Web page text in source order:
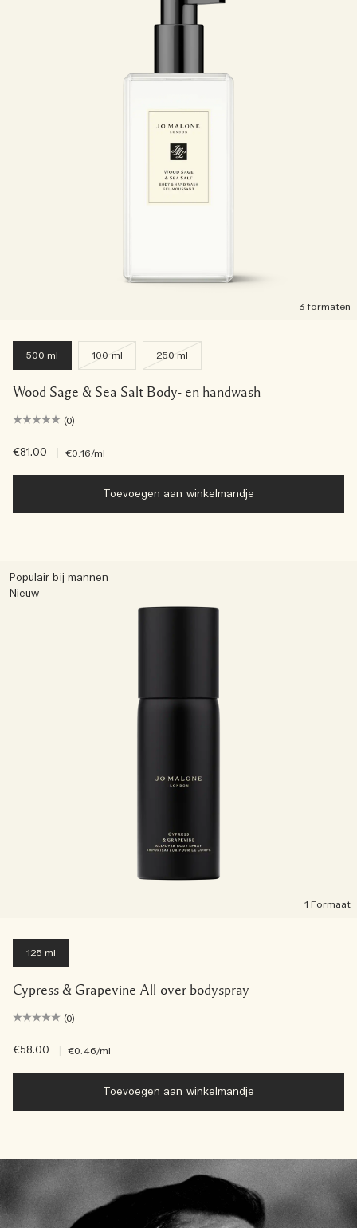
3 formaten
500 ml 100 ml 250 ml
Wood Sage & Sea Salt Body- en handwash
(0)
€81.00 €0.16/ml
Toevoegen aan winkelmandje
Populair bij mannen
Nieuw
1 Formaat
125 ml
Cypress & Grapevine All-over bodyspray
(0)
€58.00 €0.46/ml
Toevoegen aan winkelmandje